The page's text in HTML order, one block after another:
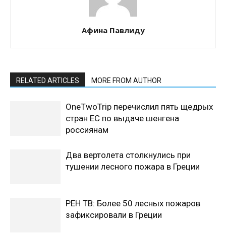
Афина Павлиду
RELATED ARTICLES MORE FROM AUTHOR
OneTwoTrip перечислил пять щедрых
стран ЕС по выдаче шенгена
россиянам
Два вертолета столкнулись при
тушении лесного пожара в Греции
РЕН ТВ: Более 50 лесных пожаров
зафиксировали в Греции